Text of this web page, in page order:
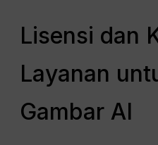
Lisensi dan
Layanan
Gambar AI